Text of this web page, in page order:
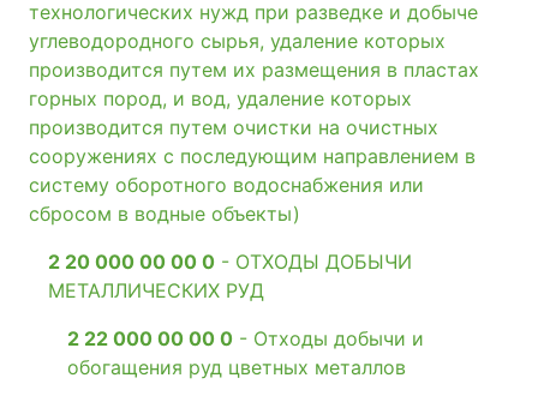
технологических нужд при разведке и добыче
углеводородного сырья, удаление которых
производится путем их размещения в пластах
горных пород, и вод, удаление которых
производится путем очистки на очистных
сооружениях с последующим направлением в
систему оборотного водоснабжения или
сбросом в водные объекты)
2 20 000 00 00 0 - ОТХОДЫ ДОБЫЧИ
МЕТАЛЛИЧЕСКИХ РУД
2 22 000 00 00 0 - Отходы добычи и
обогащения руд цветных металлов